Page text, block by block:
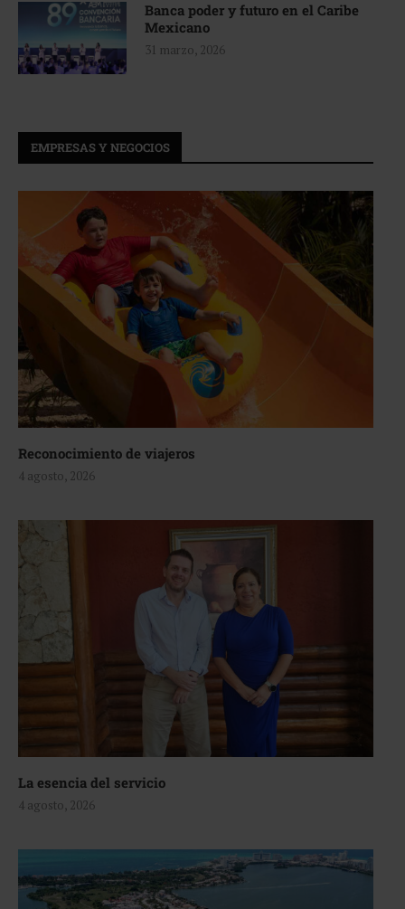
Banca poder y futuro en el Caribe
Mexicano
31 marzo, 2026
EMPRESAS Y NEGOCIOS
Reconocimiento de viajeros
4 agosto, 2026
La esencia del servicio
4 agosto, 2026